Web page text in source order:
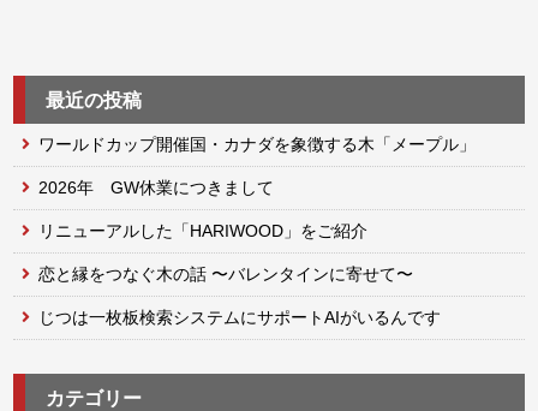
最近の投稿
ワールドカップ開催国・カナダを象徴する木「メープル」
2026年 GW休業につきまして
リニューアルした「HARIWOOD」をご紹介
恋と縁をつなぐ木の話 〜バレンタインに寄せて〜
じつは一枚板検索システムにサポートAIがいるんです
カテゴリー